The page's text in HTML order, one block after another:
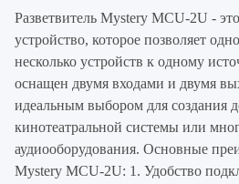
Разветвитель Mystery MCU-2U -
устройство, которое позволяет
несколько устройств к одному
оснащен двумя входами и двумя
идеальным выбором для создания
кинотеатральной системы или
аудиооборудования. Основные
Mystery MCU-2U: 1. Удобство